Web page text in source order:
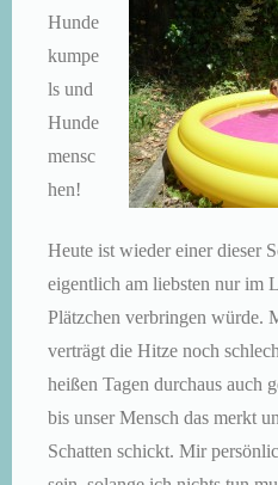
Hunde
kumpe
ls und
Hunde
mensc
hen!
Heute ist wieder einer dieser
eigentlich am liebsten nur im
Plätzchen verbringen würde.
verträgt die Hitze noch
heißen Tagen durchaus auch
bis unser Mensch das merkt
Schatten schickt. Mir